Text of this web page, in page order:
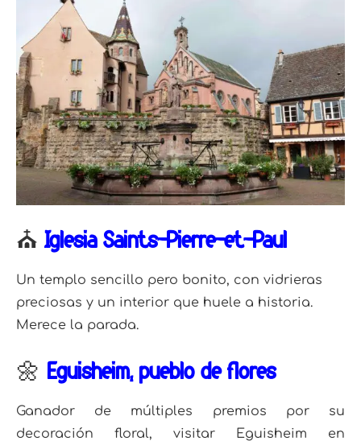
⛪ Iglesia Saints-Pierre-et-Paul
Un templo sencillo pero bonito, con vidrieras
preciosas y un interior que huele a historia.
Merece la parada.
🌼 Eguisheim, pueblo de flores
Ganador de múltiples premios por su
decoración floral, visitar Eguisheim en